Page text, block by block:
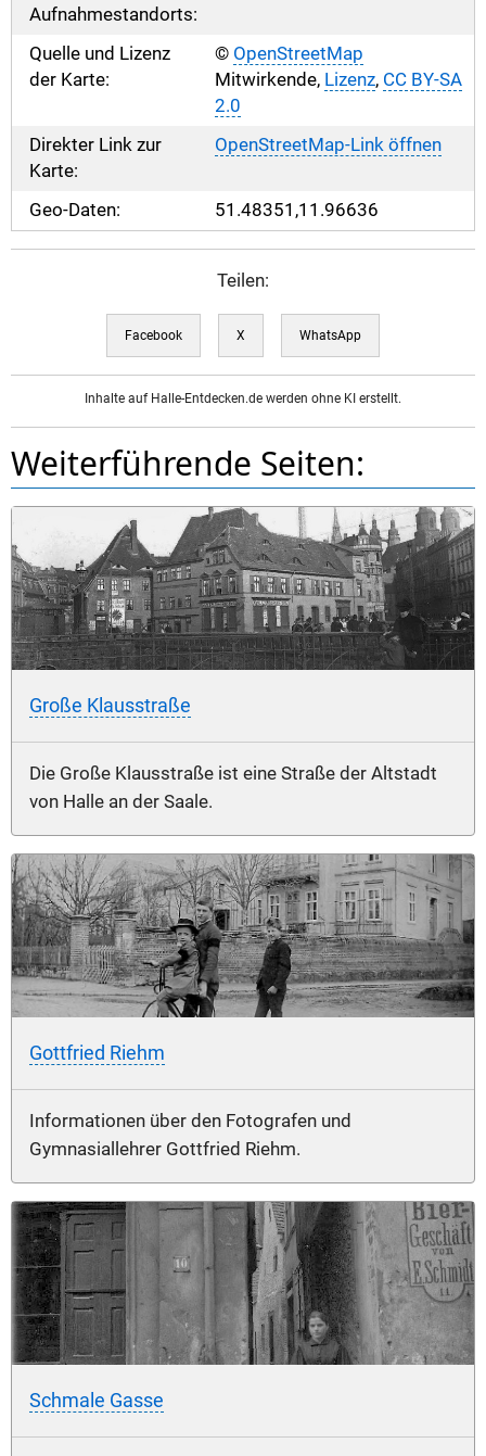
Aufnahmestandorts:
Quelle und Lizenz
der Karte:
© OpenStreetMap
Mitwirkende, Lizenz, CC BY-SA
2.0
Direkter Link zur
Karte:
OpenStreetMap-Link öffnen
Geo-Daten: 51.48351,11.96636
Teilen:
Facebook X WhatsApp
Inhalte auf Halle-Entdecken.de werden ohne KI erstellt.
Weiterführende Seiten:
Große Klausstraße
Die Große Klausstraße ist eine Straße der Altstadt
von Halle an der Saale.
Gottfried Riehm
Informationen über den Fotografen und
Gymnasiallehrer Gottfried Riehm.
Schmale Gasse